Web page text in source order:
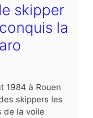
skipper
la
1984 à Rouen
skippers les
de la voile